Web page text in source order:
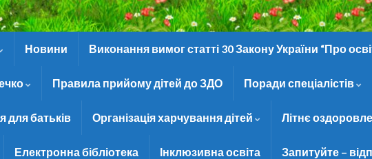
Новини Виконання вимог статті 30 Закону України “Про
Правила прийому дітей до ЗДО Поради спеціалістів
для батьків Організація харчування дітей Літнє
Електронна бібліотека Інклюзивна освіта Запитуйте –